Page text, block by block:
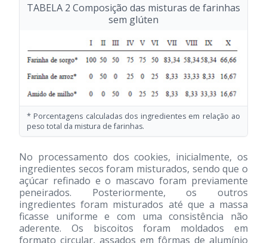
TABELA 2 Composição das misturas de farinhas
sem glúten
* Porcentagens calculadas dos ingredientes em relação ao
peso total da mistura de farinhas.
No processamento dos cookies, inicialmente, os
ingredientes secos foram misturados, sendo que o
açúcar refinado e o mascavo foram previamente
peneirados. Posteriormente, os outros
ingredientes foram misturados até que a massa
ficasse uniforme e com uma consistência não
aderente. Os biscoitos foram moldados em
formato circular, assados em fôrmas de alumínio